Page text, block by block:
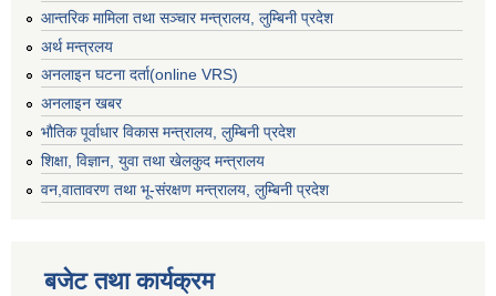
आन्तरिक मामिला तथा सञ्चार मन्त्रालय, लुम्बिनी प्रदेश
अर्थ मन्त्रलय
अनलाइन घटना दर्ता(online VRS)
अनलाइन खबर
भौतिक पूर्वाधार विकास मन्त्रालय, लुम्बिनी प्रदेश
शिक्षा, विज्ञान, युवा तथा खेलकुद मन्‍‍त्रालय
वन,वातावरण तथा भू-संरक्षण मन्त्रालय, लुम्बिनी प्रदेश
बजेट तथा कार्यक्रम